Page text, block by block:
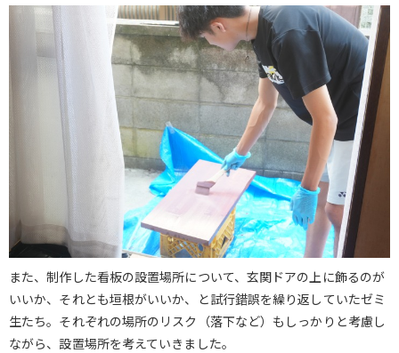
また、制作した看板の設置場所について、玄関ドアの上に飾るのが
いいか、それとも垣根がいいか、と試行錯誤を繰り返していたゼミ
生たち。それぞれの場所のリスク（落下など）もしっかりと考慮し
ながら、設置場所を考えていきました。